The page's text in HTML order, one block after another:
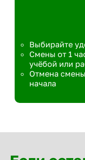
Выбирайте
Смены от 1
учёбой или
Отмена
начала